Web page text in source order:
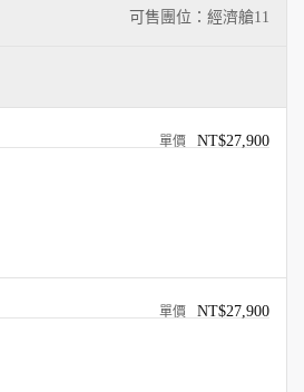
可售團位：經濟艙11
NT$27,900
NT$27,900